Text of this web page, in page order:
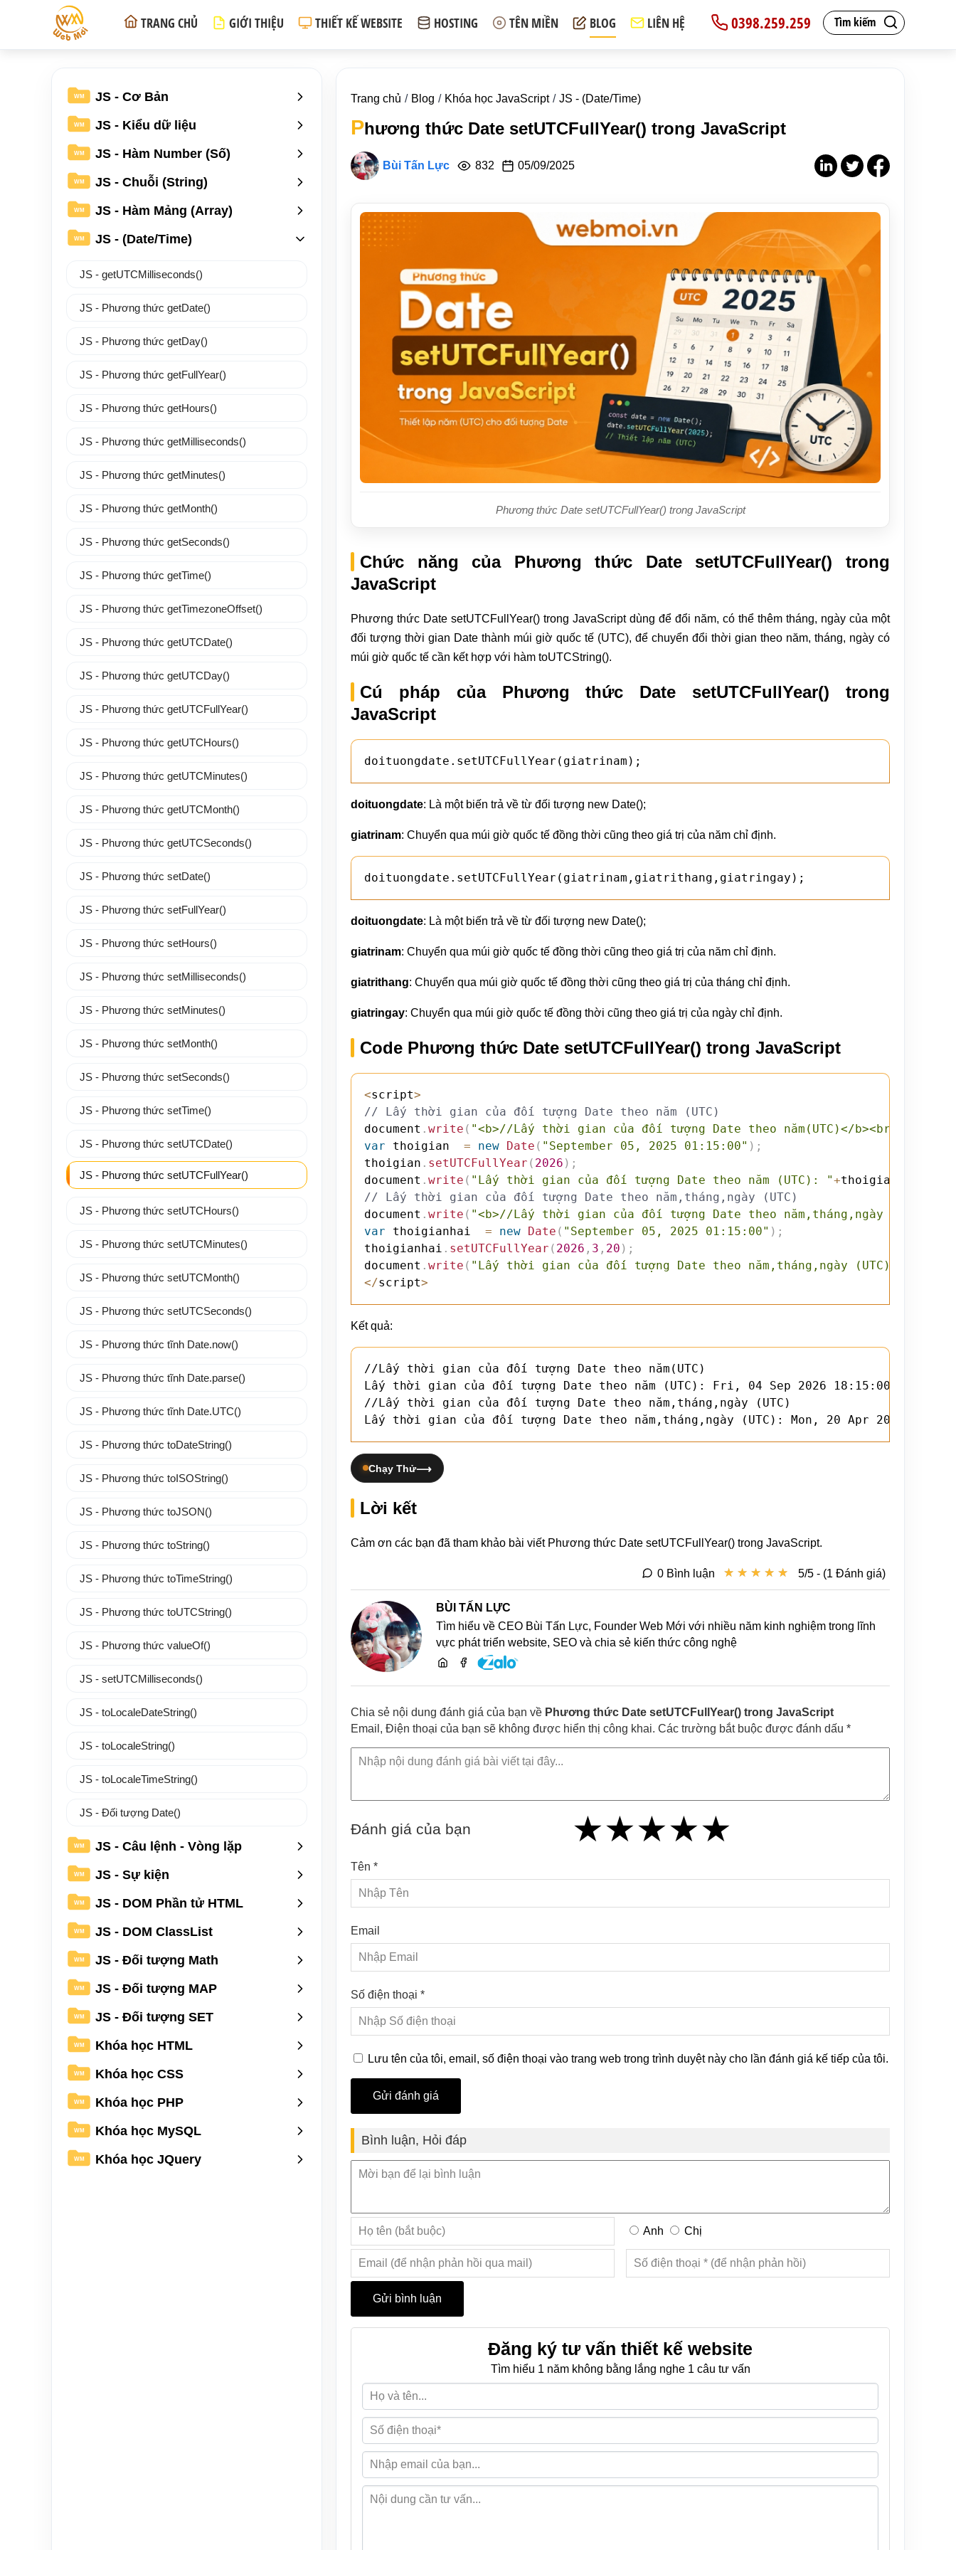
Tìm kiếm
0398.259.259
TRANG CHỦ GIỚI THIỆU THIẾT KẾ WEBSITE HOSTING TÊN MIỀN BLOG LIÊN HỆ
Trang chủ Blog Khóa học JavaScript JS - (Date/Time)
Phương thức Date setUTCFullYear() trong JavaScript
Bùi Tấn Lực 832 05/09/2025
Phương thức Date setUTCFullYear() trong JavaScript
Chức năng của Phương thức Date setUTCFullYear() trong
JavaScript
Phương thức Date setUTCFullYear() trong JavaScript dùng để đổi năm, có thể thêm tháng, ngày của một
đối tượng thời gian Date thành múi giờ quốc tế (UTC), để chuyển đổi thời gian theo năm, tháng, ngày có
múi giờ quốc tế cần kết hợp với hàm toUTCString().
Cú pháp của Phương thức Date setUTCFullYear() trong
JavaScript
doituongdate.setUTCFullYear(giatrinam);
doituongdate: Là một biến trả về từ đối tượng new Date();
giatrinam: Chuyển qua múi giờ quốc tế đồng thời cũng theo giá trị của năm chỉ định.
doituongdate.setUTCFullYear(giatrinam,giatrithang,giatringay);
doituongdate: Là một biến trả về từ đối tượng new Date();
giatrinam: Chuyển qua múi giờ quốc tế đồng thời cũng theo giá trị của năm chỉ định.
giatrithang: Chuyển qua múi giờ quốc tế đồng thời cũng theo giá trị của tháng chỉ định.
giatringay: Chuyển qua múi giờ quốc tế đồng thời cũng theo giá trị của ngày chỉ định.
Code Phương thức Date setUTCFullYear() trong JavaScript
<script>
// Lấy thời gian của đối tượng Date theo năm (UTC)
document . write ( "<b>//Lấy thời gian của đối tượng Date theo năm(UTC)</b><br>"
var thoigian = new Date ( "September 05, 2025 01:15:00" ) ;
thoigian . setUTCFullYear ( 2026 ) ;
document . write ( "Lấy thời gian của đối tượng Date theo năm (UTC): "+thoigian
// Lấy thời gian của đối tượng Date theo năm,tháng,ngày (UTC)
document . write ( "<b>//Lấy thời gian của đối tượng Date theo năm,tháng,ngày (UTC)</
var thoigianhai = new Date ( "September 05, 2025 01:15:00" ) ;
thoigianhai . setUTCFullYear ( 2026 , 3 , 20 ) ;
document . write ( "Lấy thời gian của đối tượng Date theo năm,tháng,ngày (UTC): "
</script>
Kết quả:
//Lấy thời gian của đối tượng Date theo năm(UTC)
Lấy thời gian của đối tượng Date theo năm (UTC): Fri, 04 Sep 2026 18:15:00 GMT
//Lấy thời gian của đối tượng Date theo năm,tháng,ngày (UTC)
Lấy thời gian của đối tượng Date theo năm,tháng,ngày (UTC): Mon, 20 Apr 2026
Chạy Thử
Lời kết
Cảm ơn các bạn đã tham khảo bài viết Phương thức Date setUTCFullYear() trong JavaScript.
★ ★ ★ ★ ★
★ ★ ★ ★ ★ 5/5 - (1 Đánh giá)
0 Bình luận
BÙI TẤN LỰC
Tìm hiểu về CEO Bùi Tấn Lực, Founder Web Mới với nhiều năm kinh nghiệm trong lĩnh
vực phát triển website, SEO và chia sẻ kiến thức công nghệ
Chia sẻ nội dung đánh giá của bạn về Phương thức Date setUTCFullYear() trong JavaScript
Email, Điện thoại của bạn sẽ không được hiển thị công khai. Các trường bắt buộc được đánh dấu *
Đánh giá của bạn ★
★★
★★★
★★★★
★★★★★
Tên *
Email
Số điện thoại *
Lưu tên của tôi, email, số điện thoại vào trang web trong trình duyệt này cho lần đánh giá kế tiếp của tôi.
Bình luận, Hỏi đáp
Anh Chị
Đăng ký tư vấn thiết kế website
Tìm hiểu 1 năm không bằng lắng nghe 1 câu tư vấn
WM JS - Cơ Bản
WM JS - Kiểu dữ liệu
WM JS - Hàm Number (Số)
WM JS - Chuỗi (String)
WM JS - Hàm Mảng (Array)
WM JS - (Date/Time)
JS - getUTCMilliseconds()
JS - Phương thức getDate()
JS - Phương thức getDay()
JS - Phương thức getFullYear()
JS - Phương thức getHours()
JS - Phương thức getMilliseconds()
JS - Phương thức getMinutes()
JS - Phương thức getMonth()
JS - Phương thức getSeconds()
JS - Phương thức getTime()
JS - Phương thức getTimezoneOffset()
JS - Phương thức getUTCDate()
JS - Phương thức getUTCDay()
JS - Phương thức getUTCFullYear()
JS - Phương thức getUTCHours()
JS - Phương thức getUTCMinutes()
JS - Phương thức getUTCMonth()
JS - Phương thức getUTCSeconds()
JS - Phương thức setDate()
JS - Phương thức setFullYear()
JS - Phương thức setHours()
JS - Phương thức setMilliseconds()
JS - Phương thức setMinutes()
JS - Phương thức setMonth()
JS - Phương thức setSeconds()
JS - Phương thức setTime()
JS - Phương thức setUTCDate()
JS - Phương thức setUTCFullYear()
JS - Phương thức setUTCHours()
JS - Phương thức setUTCMinutes()
JS - Phương thức setUTCMonth()
JS - Phương thức setUTCSeconds()
JS - Phương thức tĩnh Date.now()
JS - Phương thức tĩnh Date.parse()
JS - Phương thức tĩnh Date.UTC()
JS - Phương thức toDateString()
JS - Phương thức toISOString()
JS - Phương thức toJSON()
JS - Phương thức toString()
JS - Phương thức toTimeString()
JS - Phương thức toUTCString()
JS - Phương thức valueOf()
JS - setUTCMilliseconds()
JS - toLocaleDateString()
JS - toLocaleString()
JS - toLocaleTimeString()
JS - Đối tượng Date()
WM JS - Câu lệnh - Vòng lặp
WM JS - Sự kiện
WM JS - DOM Phần tử HTML
WM JS - DOM ClassList
WM JS - Đối tượng Math
WM JS - Đối tượng MAP
WM JS - Đối tượng SET
WM Khóa học HTML
WM Khóa học CSS
WM Khóa học PHP
WM Khóa học MySQL
WM Khóa học JQuery